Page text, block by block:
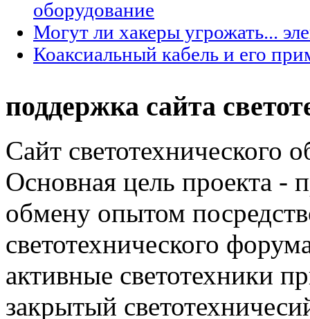
оборудование
Могут ли хакеры угрожать...
Коаксиальный кабель и его
поддержка сайта
Сайт светотехнического
Основная цель проекта -
обмену опытом
светотехнического
активные светотехники
закрытый